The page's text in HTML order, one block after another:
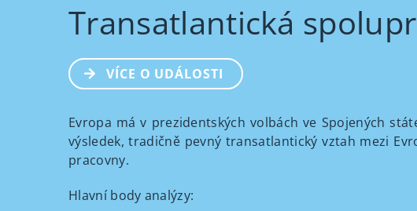
Transatlantická
VÍCE O UDÁLOSTI
Evropa má v prezidentských volbách ve Spojených
výsledek, tradičně pevný transatlantický vztah mezi
pracovny.
Hlavní body analýzy: